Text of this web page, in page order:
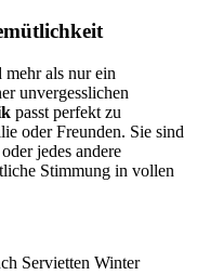
als nur ein
unvergesslichen
passt perfekt zu
oder Freunden. Sie sind
jedes andere
Stimmung in vollen
Servietten Winter